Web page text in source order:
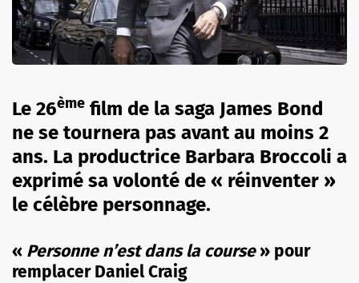
Le 26ème film de la saga James Bond
ne se tournera pas avant au moins 2
ans. La productrice Barbara Broccoli a
exprimé sa volonté de « réinventer »
le célèbre personnage.
« Personne n’est dans la course» pour
remplacer Daniel Craig